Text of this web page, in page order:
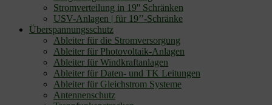
Stromverteilung in 19'' Schränken
USV-Anlagen | für 19’’-Schränke
Überspannungsschutz
Ableiter für die Stromversorgung
Ableiter für Photovoltaik-Anlagen
Ableiter für Windkraftanlagen
Ableiter für Daten- und TK Leitungen
Ableiter für Gleichstrom Systeme
Antennenschutz